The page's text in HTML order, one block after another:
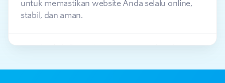
untuk memastikan website Anda selalu online,
stabil, dan aman.
Apakah DomaiNesia aman untuk website,